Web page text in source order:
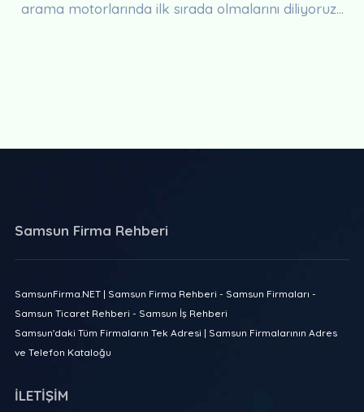
arama motorlarında ilk sırada olmalarını diliyoruz...
Samsun Firma Rehberi
SamsunFirma.NET | Samsun Firma Rehberi - Samsun Firmaları -
Samsun Ticaret Rehberi - Samsun İş Rehberi
Samsun'daki Tüm Firmaların Tek Adresi | Samsun Firmalarının Adres
ve Telefon Kataloğu
İLETİŞİM